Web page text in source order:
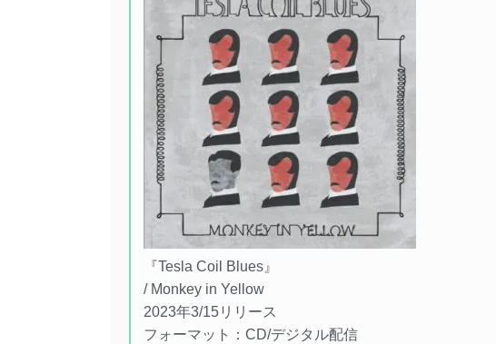
『Tesla Coil Blues』
/ Monkey in Yellow
2023年3/15リリース
フォーマット：CD/デジタル配信